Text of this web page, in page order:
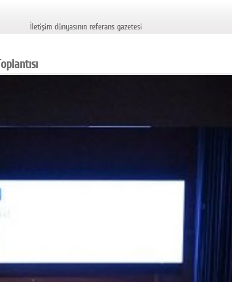
İletişim dünyasının referans gazetesi